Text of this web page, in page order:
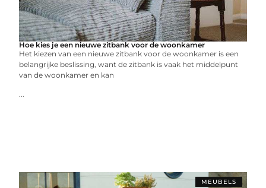
Hoe kies je een nieuwe zitbank voor de woonkamer
Het kiezen van een nieuwe zitbank voor de woonkamer is een
belangrijke beslissing, want de zitbank is vaak het middelpunt
van de woonkamer en kan
...
MEUBELS